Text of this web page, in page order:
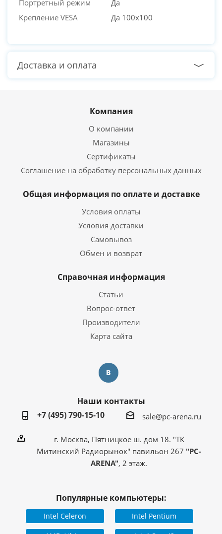
Портретный режим
Да
Крепление VESA
Да 100x100
Доставка и оплата
Компания
О компании
Магазины
Сертификаты
Соглашение на обработку персональных данных
Общая информация по оплате и доставке
Условия оплаты
Условия доставки
Самовывоз
Обмен и возврат
Справочная информация
Статьи
Вопрос-ответ
Производители
Карта сайта
Наши контакты
+7 (495) 790-15-10
sale@pc-arena.ru
г. Москва, Пятницкое ш. дом 18. "ТК
Митинский Радиорынок" павильон 267 "PC-
ARENA", 2 этаж.
Популярные компьютеры:
Intel Celeron Intel Pentium